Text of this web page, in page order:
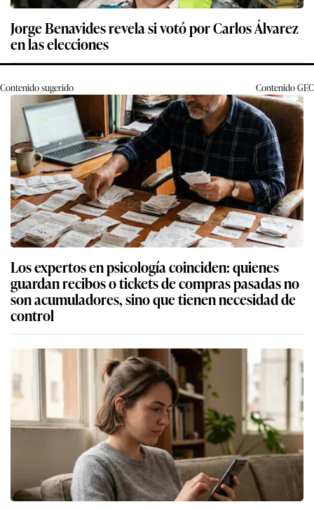
Jorge Benavides revela si votó por Carlos Álvarez
en las elecciones
Contenido sugerido ContenidoGEC
Los expertos en psicología coinciden: quienes
guardan recibos o tickets de compras pasadas no
son acumuladores, sino que tienen necesidad de
control